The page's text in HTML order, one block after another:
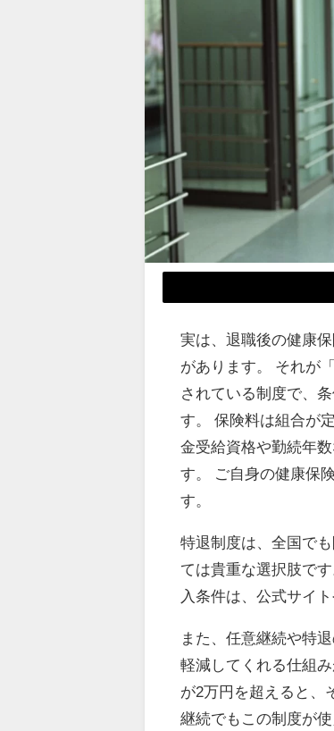
実は、退職後の健康
があります。 それが
されている制度で、
す。 保険料は組合が
金受給資格や勤続年
す。 ご自身の健康保
す。
特退制度は、全国で
ては貴重な選択肢で
入条件は、公式サイ
また、任意継続や特
軽減してくれる仕組
が2万円を超えると、
継続でもこの制度が